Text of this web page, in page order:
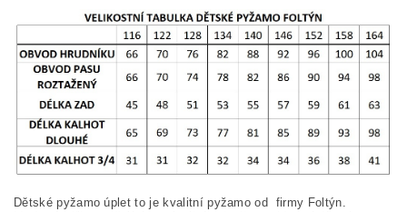
Dětské pyžamo úplet to je kvalitní pyžamo od firmy Foltýn.